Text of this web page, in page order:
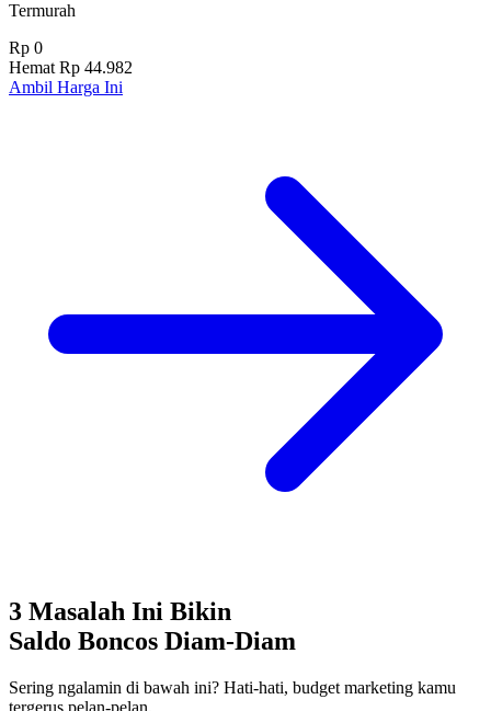
Termurah
Rp 0
Hemat Rp 44.982
Ambil Harga Ini
3 Masalah Ini Bikin
Saldo Boncos Diam-Diam
Sering ngalamin di bawah ini? Hati-hati, budget marketing kamu
tergerus pelan-pelan.